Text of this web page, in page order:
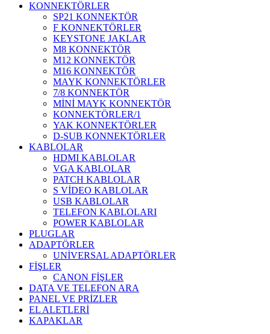
KONNEKTÖRLER
SP21 KONNEKTÖR
F KONNEKTÖRLER
KEYSTONE JAKLAR
M8 KONNEKTÖR
M12 KONNEKTÖR
M16 KONNEKTÖR
MAYK KONNEKTÖRLER
7/8 KONNEKTÖR
MİNİ MAYK KONNEKTÖR
KONNEKTÖRLER/1
YAK KONNEKTÖRLER
D-SUB KONNEKTÖRLER
KABLOLAR
HDMI KABLOLAR
VGA KABLOLAR
PATCH KABLOLAR
S VİDEO KABLOLAR
USB KABLOLAR
TELEFON KABLOLARI
POWER KABLOLAR
PLUGLAR
ADAPTÖRLER
UNİVERSAL ADAPTÖRLER
FİŞLER
CANON FİŞLER
DATA VE TELEFON ARA
PANEL VE PRİZLER
EL ALETLERİ
KAPAKLAR